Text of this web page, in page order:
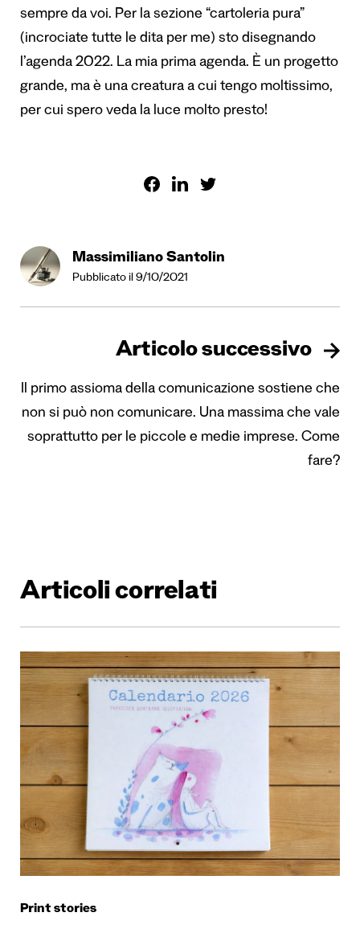
sempre da voi. Per la sezione “cartoleria pura”
(incrociate tutte le dita per me) sto disegnando
l’agenda 2022. La mia prima agenda. È un progetto
grande, ma è una creatura a cui tengo moltissimo,
per cui spero veda la luce molto presto!
Massimiliano Santolin
Pubblicato il 9/10/2021
Articolo successivo
Il primo assioma della comunicazione sostiene che
non si può non comunicare. Una massima che vale
soprattutto per le piccole e medie imprese. Come
fare?
Articoli correlati
Print stories